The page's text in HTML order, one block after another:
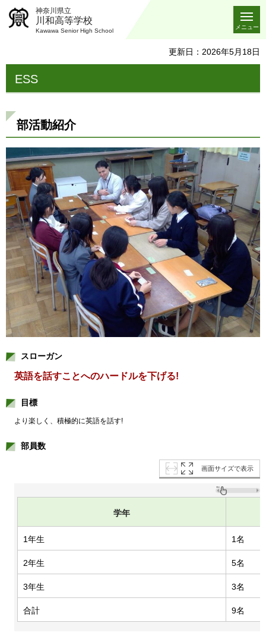
神奈川県立
川和高等学校
Kawawa Senior High School
メニュー
更新日：2026年5月18日
ESS
部活動紹介
スローガン
英語を話すことへのハードルを下げる!
目標
より楽しく、積極的に英語を話す!
部員数
画面サイズで表示
学年
1年生 1名
2年生 5名
3年生 3名
合計 9名